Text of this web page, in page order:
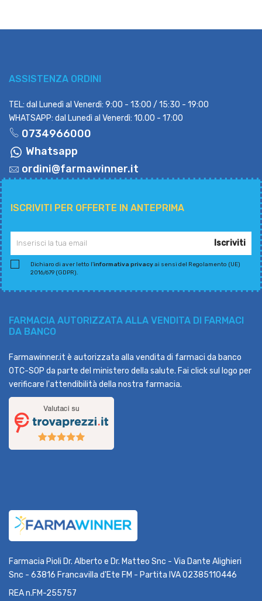
ASSISTENZA ORDINI
TEL: dal Lunedì al Venerdì: 9:00 - 13:00 / 15:30 - 19:00
WHATSAPP: dal Lunedì al Venerdì: 10.00 - 17:00
0734966000
Whatsapp
ordini@farmawinner.it
ISCRIVITI PER OFFERTE IN ANTEPRIMA
Iscriviti
Dichiaro di aver letto l'informativa privacyai sensi del Regolamento (UE)
2016/679 (GDPR).
FARMACIA AUTORIZZATA ALLA VENDITA DI FARMACI
DA BANCO
Farmawinner.it è autorizzata alla vendita di farmaci da banco
OTC-SOP da parte del ministero della salute. Fai click sul logo per
verificare l'attendibilità della nostra farmacia.
Farmacia Pioli Dr. Alberto e Dr. Matteo Snc - Via Dante Alighieri
Snc - 63816 Francavilla d'Ete FM - Partita IVA 02385110446
REA n.FM-255757